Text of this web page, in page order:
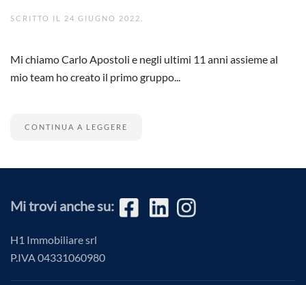
SCRITTO IL 24 GIUGNO 2022
Mi chiamo Carlo Apostoli e negli ultimi 11 anni assieme al
mio team ho creato il primo gruppo...
CONTINUA A LEGGERE
Mi trovi anche su:
H1 Immobiliare srl
P.IVA04331060980